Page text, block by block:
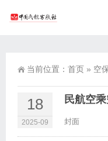
当前位置： 首页 » 空
18
2025-09
民航空
封面